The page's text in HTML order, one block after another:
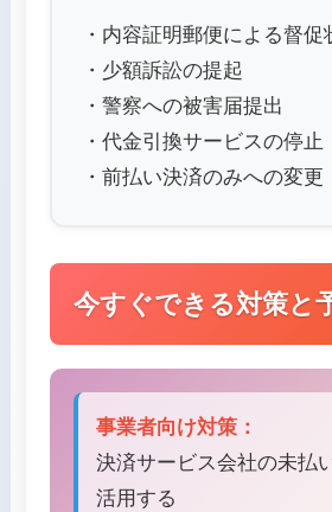
・内容証明郵便による督促
・少額訴訟の提起
・警察への被害届提出
・代金引換サービスの停止
・前払い決済のみへの変更
今すぐできる対策と
事業者向け対策：
決済サービス会社の未払
活用する